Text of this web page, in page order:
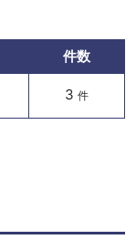
件数
3 件